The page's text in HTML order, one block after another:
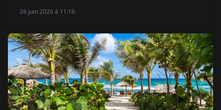
26 juin 2026 à 11:16